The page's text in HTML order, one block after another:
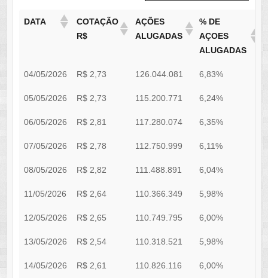
DATA
COTAÇÃO
R$
AÇÕES
ALUGADAS
% DE
AÇOES
ALUGADAS
04/05/2026 R$ 2,73 126.044.081 6,83%
05/05/2026 R$ 2,73 115.200.771 6,24%
06/05/2026 R$ 2,81 117.280.074 6,35%
07/05/2026 R$ 2,78 112.750.999 6,11%
08/05/2026 R$ 2,82 111.488.891 6,04%
11/05/2026 R$ 2,64 110.366.349 5,98%
12/05/2026 R$ 2,65 110.749.795 6,00%
13/05/2026 R$ 2,54 110.318.521 5,98%
14/05/2026 R$ 2,61 110.826.116 6,00%